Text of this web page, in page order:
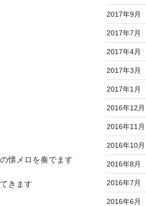
懐メロを奏でます
きます
2017年9月
2017年7月
2017年4月
2017年3月
2017年1月
2016年12月
2016年11月
2016年10月
2016年8月
2016年7月
2016年6月